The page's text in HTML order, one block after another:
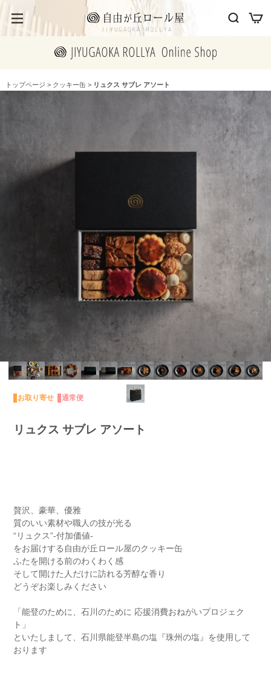
トップページ > クッキー缶> リュクス サブレ アソート
リュクス サブレ アソート
お取り寄せ 通常便
贅沢、豪華、優雅
質のいい素材や職人の技が光る
“リュクス”-付加価値-
をお届けする自由が丘ロール屋のクッキー缶
ふたを開ける前のわくわく感
そして開けた人だけに訪れる芳醇な香り
どうぞお楽しみください
「能登のために、石川のために 応援消費おねがいプロジェク
ト」
といたしまして、石川県能登半島の塩『珠州の塩』を使用して
おります